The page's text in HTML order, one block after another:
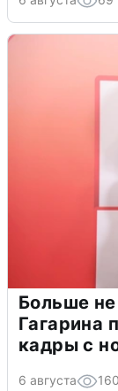
Больше
Гагарина
кадры с
6 августа 160